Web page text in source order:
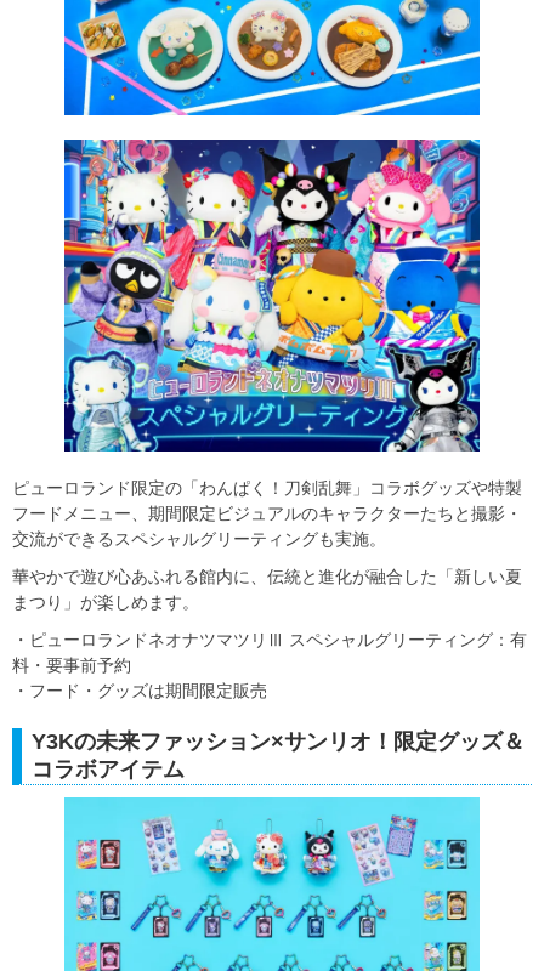
ピューロランド限定の「わんぱく！刀剣乱舞」コラボグッズや特製
フードメニュー、期間限定ビジュアルのキャラクターたちと撮影・
交流ができるスペシャルグリーティングも実施。
華やかで遊び心あふれる館内に、伝統と進化が融合した「新しい夏
まつり」が楽しめます。
・ピューロランドネオナツマツリⅢ スペシャルグリーティング：有
料・要事前予約
・フード・グッズは期間限定販売
Y3Kの未来ファッション×サンリオ！限定グッズ＆
コラボアイテム